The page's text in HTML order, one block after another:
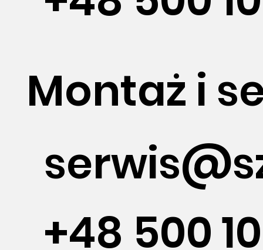
Montaż i
+48 500